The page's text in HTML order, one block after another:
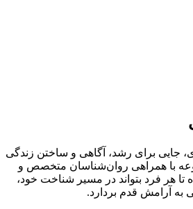
جایی برای رشد، آگاهی و ساختن زندگی
با همراهی روان‌شناسان متخصص و
تا هر فرد بتواند در مسیر شناخت خود،
به آرامش قدم بردارد.